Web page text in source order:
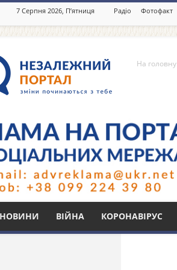
7 Серпня 2026, П’ятниця Радіо Фотофакт
портал
Павлоград.dp.ua
НОВИНИ ВІЙНА КОРОНАВІРУС
На головну